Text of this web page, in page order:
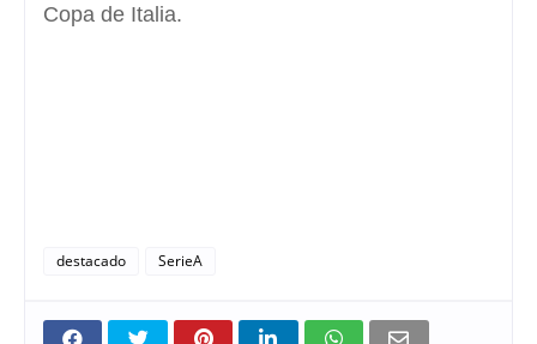
Copa de Italia.
destacado SerieA